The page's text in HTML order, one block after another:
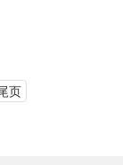
页